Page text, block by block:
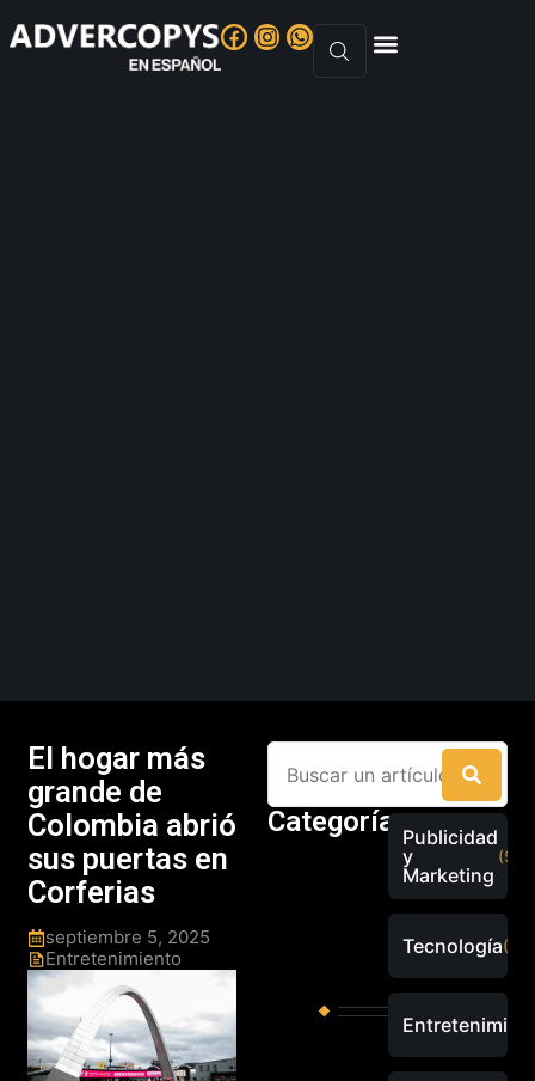
El hogar más
grande de
Colombia abrió
sus puertas en
Corferias
septiembre 5, 2025
Entretenimiento
CategoríasPublicidad
y
Marketing
Tecnología